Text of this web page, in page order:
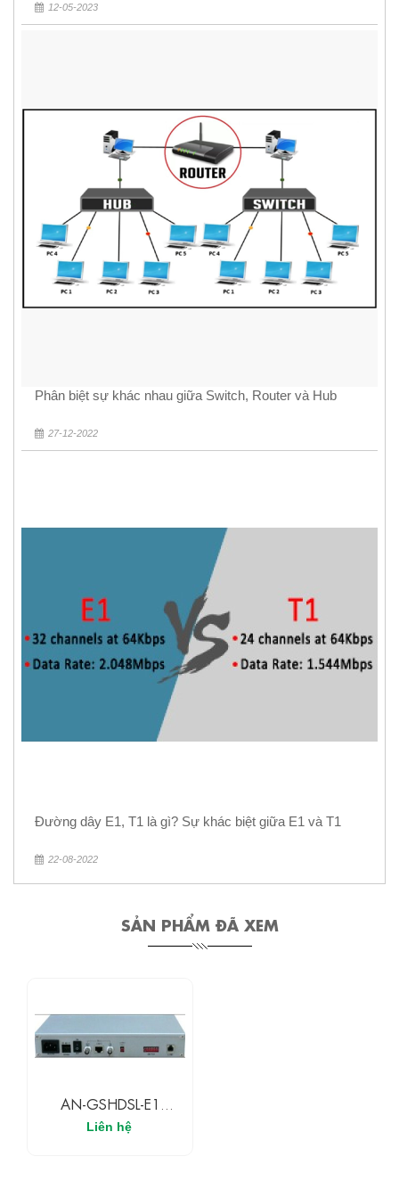
12-05-2023
Phân biệt sự khác nhau giữa Switch, Router và Hub
27-12-2022
Đường dây E1, T1 là gì? Sự khác biệt giữa E1 và T1
22-08-2022
SẢN PHẨM ĐÃ XEM
AN-GSHDSL-E1
Modem
Liên hệ